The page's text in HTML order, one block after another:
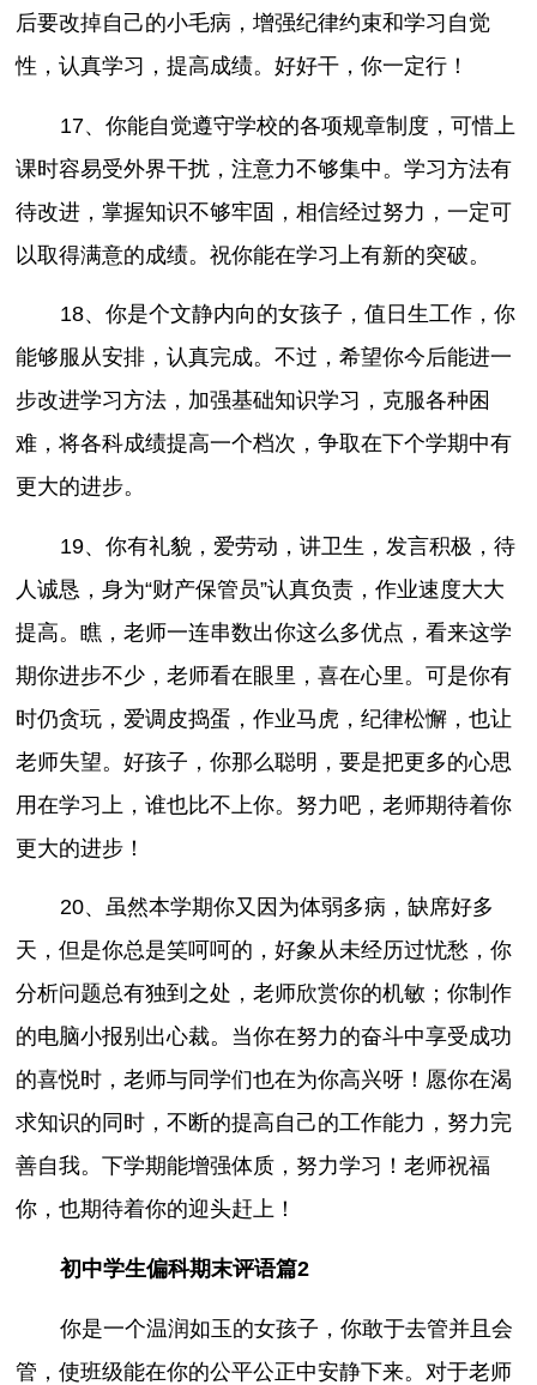
后要改掉自己的小毛病，增强纪律约束和学习自觉
性，认真学习，提高成绩。好好干，你一定行！
17、你能自觉遵守学校的各项规章制度，可惜上
课时容易受外界干扰，注意力不够集中。学习方法有
待改进，掌握知识不够牢固，相信经过努力，一定可
以取得满意的成绩。祝你能在学习上有新的突破。
18、你是个文静内向的女孩子，值日生工作，你
能够服从安排，认真完成。不过，希望你今后能进一
步改进学习方法，加强基础知识学习，克服各种困
难，将各科成绩提高一个档次，争取在下个学期中有
更大的进步。
19、你有礼貌，爱劳动，讲卫生，发言积极，待
人诚恳，身为“财产保管员”认真负责，作业速度大大
提高。瞧，老师一连串数出你这么多优点，看来这学
期你进步不少，老师看在眼里，喜在心里。可是你有
时仍贪玩，爱调皮捣蛋，作业马虎，纪律松懈，也让
老师失望。好孩子，你那么聪明，要是把更多的心思
用在学习上，谁也比不上你。努力吧，老师期待着你
更大的进步！
20、虽然本学期你又因为体弱多病，缺席好多
天，但是你总是笑呵呵的，好象从未经历过忧愁，你
分析问题总有独到之处，老师欣赏你的机敏；你制作
的电脑小报别出心裁。当你在努力的奋斗中享受成功
的喜悦时，老师与同学们也在为你高兴呀！愿你在渴
求知识的同时，不断的提高自己的工作能力，努力完
善自我。下学期能增强体质，努力学习！老师祝福
你，也期待着你的迎头赶上！
初中学生偏科期末评语篇2
你是一个温润如玉的女孩子，你敢于去管并且会
管，使班级能在你的公平公正中安静下来。对于老师